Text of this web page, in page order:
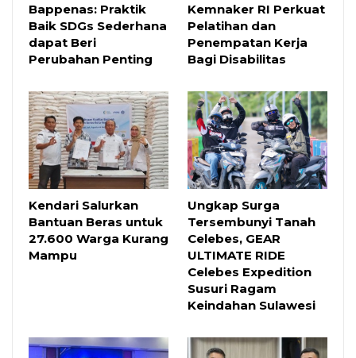
Bappenas: Praktik
Baik SDGs Sederhana
dapat Beri
Perubahan Penting
Kemnaker RI Perkuat
Pelatihan dan
Penempatan Kerja
Bagi Disabilitas
Kendari Salurkan
Bantuan Beras untuk
27.600 Warga Kurang
Mampu
Ungkap Surga
Tersembunyi Tanah
Celebes, GEAR
ULTIMATE RIDE
Celebes Expedition
Susuri Ragam
Keindahan Sulawesi